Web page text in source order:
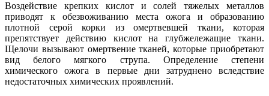
Воздействие крепких кислот и солей тяжелых металлов
приводят к обезвоживанию места ожога и образованию
плотной серой корки из омертвевшей ткани, которая
препятствует действию кислот на глубжележащие ткани.
Щелочи вызывают омертвение тканей, которые приобретают
вид белого мягкого струпа. Определение степени
химического ожога в первые дни затруднено вследствие
недостаточных химических проявлений.